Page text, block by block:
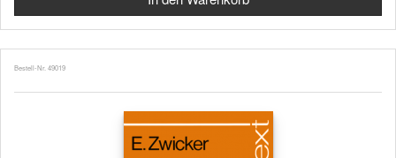
Bestell-Nr. 49019